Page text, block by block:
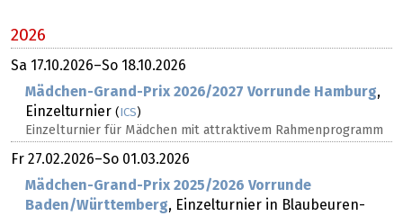
2026
Sa 17.10.2026–So 18.10.2026
Mädchen-Grand-Prix 2026/2027 Vorrunde Hamburg,
Einzelturnier ( ICS)
Einzelturnier für Mädchen mit attraktivem Rahmenprogramm
Fr 27.02.2026–So 01.03.2026
Mädchen-Grand-Prix 2025/2026 Vorrunde
Baden/Württemberg, Einzelturnier in Blaubeuren-